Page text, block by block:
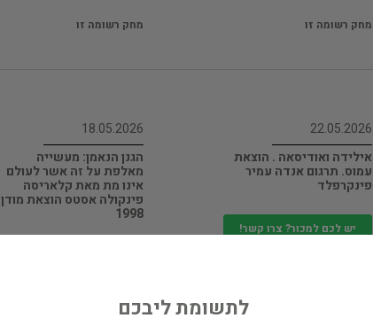
מחק רשומה זו מחק רשומה זו
22.05.2026
אילידה ואודיסאה . הוצאת
עמוס. תרגום אנדה עמיר
פינקרפלד
יש לכם למכור? צרו קשר!
18.05.2026
הגנן הנאמן: מעשייה
מאלפת על זה אשר לעולם
אינו מת מאת קלאריסה
פינקולה אסטס הוצאת מודן
1998
מחק רשומה זולתשומת ליבכם